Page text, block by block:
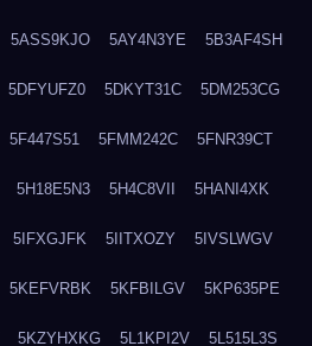
5ASS9KJO 5AY4N3YE 5B3AF4SH
5DFYUFZ0 5DKYT31C 5DM253CG
5F447S51 5FMM242C 5FNR39CT
5H18E5N3 5H4C8VII 5HANI4XK
5IFXGJFK 5IITXOZY 5IVSLWGV
5KEFVRBK 5KFBILGV 5KP635PE
5KZYHXKG 5L1KPI2V 5L515L3S